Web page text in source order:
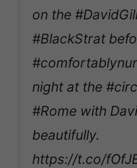
on the
#BlackStrat
night at the
#Rome with
beautifully.
https://t.co/